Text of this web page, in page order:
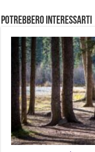
Potrebbero Interessarti